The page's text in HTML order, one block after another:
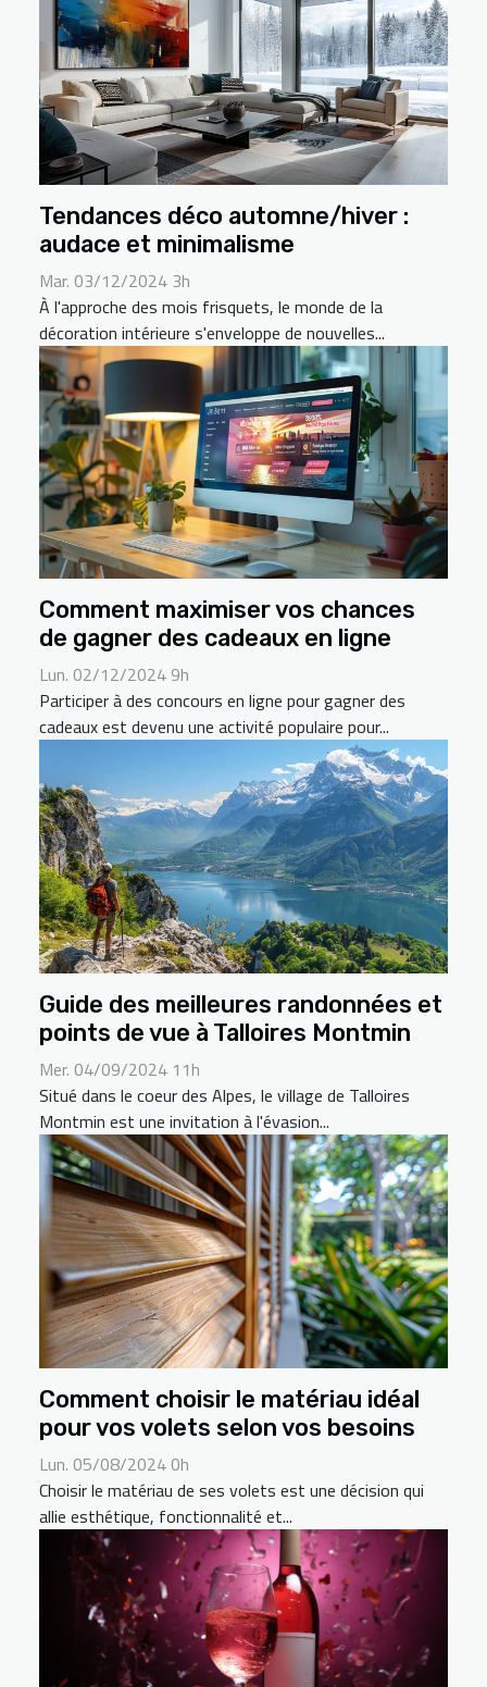
Tendances déco automne/hiver :
audace et minimalisme
Mar. 03/12/2024 3h
À l'approche des mois frisquets, le monde de la
décoration intérieure s'enveloppe de nouvelles...
Comment maximiser vos chances
de gagner des cadeaux en ligne
Lun. 02/12/2024 9h
Participer à des concours en ligne pour gagner des
cadeaux est devenu une activité populaire pour...
Guide des meilleures randonnées et
points de vue à Talloires Montmin
Mer. 04/09/2024 11h
Situé dans le coeur des Alpes, le village de Talloires
Montmin est une invitation à l'évasion...
Comment choisir le matériau idéal
pour vos volets selon vos besoins
Lun. 05/08/2024 0h
Choisir le matériau de ses volets est une décision qui
allie esthétique, fonctionnalité et...